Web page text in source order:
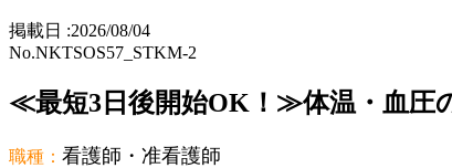
掲載日 :2026/08/04
No.NKTSOS57_STKM-2
≪最短3日後開始OK！≫体温・血圧
職種： 看護師・准看護師